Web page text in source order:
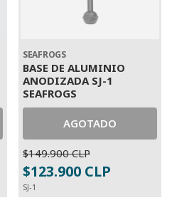
SEAFROGS
BASE DE ALUMINIO
ANODIZADA SJ-1
SEAFROGS
AGOTADO
$149.900 CLP
$123.900 CLP
SJ-1